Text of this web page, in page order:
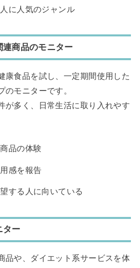
に人気のジャンル
商品のモニター
康食品を試し、一定期間使用した
のモニターです。
が多く、日常生活に取り入れやす
品の体験
感を報告
する人に向いている
ター
品や、ダイエット系サービスを体